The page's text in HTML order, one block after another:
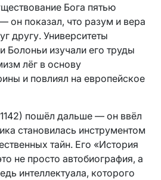
Бога пятью
он показал, что разум и вера
другу. Университеты
изучали его труды
лёг в основу
и повлиял на европейское
пошёл дальше — он ввёл
становилась инструментом
тайн. Его «История
не просто автобиография, а
интеллектуала, которого